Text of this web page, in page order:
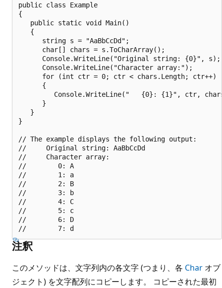
public class Example
{
   public static void Main()
   {
      string s = "AaBbCcDd";
      char[] chars = s.ToCharArray();
      Console.WriteLine("Original string: {0}", s);
      Console.WriteLine("Character array:");
      for (int ctr = 0; ctr < chars.Length; ctr++)
      {
Console.WriteLine("   {0}: {1}", ctr,
      }
   }
}
// The example displays the following output:
//     Original string: AaBbCcDd
//     Character array:
//        0: A
//        1: a
//        2: B
//        3: b
//        4: C
//        5: c
//        6: D
注釈
このメソッドは、文字列内の各文字 (つまり、各 Char オブ
ジェクト) を文字配列にコピーします。 コピーされた最初